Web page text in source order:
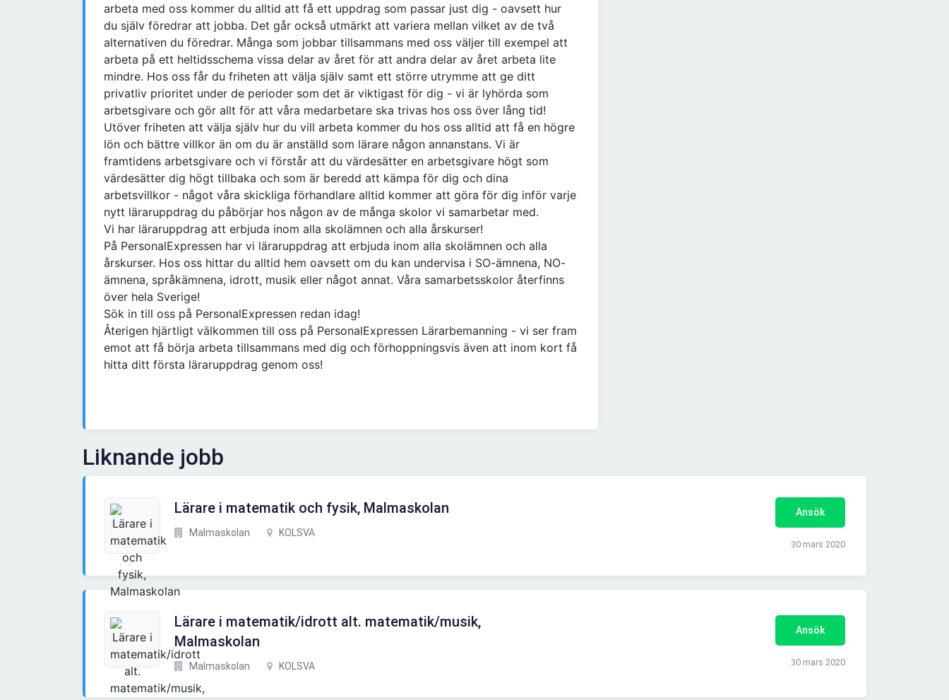
arbeta med oss kommer du alltid att få ett uppdrag som passar just dig - oavsett hur
du själv föredrar att jobba. Det går också utmärkt att variera mellan vilket av de två
alternativen du föredrar. Många som jobbar tillsammans med oss väljer till exempel att
arbeta på ett heltidsschema vissa delar av året för att andra delar av året arbeta lite
mindre. Hos oss får du friheten att välja själv samt ett större utrymme att ge ditt
privatliv prioritet under de perioder som det är viktigast för dig - vi är lyhörda som
arbetsgivare och gör allt för att våra medarbetare ska trivas hos oss över lång tid!
Utöver friheten att välja själv hur du vill arbeta kommer du hos oss alltid att få en högre
lön och bättre villkor än om du är anställd som lärare någon annanstans. Vi är
framtidens arbetsgivare och vi förstår att du värdesätter en arbetsgivare högt som
värdesätter dig högt tillbaka och som är beredd att kämpa för dig och dina
arbetsvillkor - något våra skickliga förhandlare alltid kommer att göra för dig inför varje
nytt läraruppdrag du påbörjar hos någon av de många skolor vi samarbetar med.
Vi har läraruppdrag att erbjuda inom alla skolämnen och alla årskurser!
På PersonalExpressen har vi läraruppdrag att erbjuda inom alla skolämnen och alla
årskurser. Hos oss hittar du alltid hem oavsett om du kan undervisa i SO-ämnena, NO-
ämnena, språkämnena, idrott, musik eller något annat. Våra samarbetsskolor återfinns
över hela Sverige!
Sök in till oss på PersonalExpressen redan idag!
Återigen hjärtligt välkommen till oss på PersonalExpressen Lärarbemanning - vi ser fram
emot att få börja arbeta tillsammans med dig och förhoppningsvis även att inom kort få
hitta ditt första läraruppdrag genom oss!
Liknande jobb
Lärare i matematik och fysik, Malmaskolan
Malmaskolan KOLSVA
Ansök
30 mars 2020
Lärare i matematik/idrott alt. matematik/musik,
Malmaskolan
Malmaskolan KOLSVA
Ansök
30 mars 2020